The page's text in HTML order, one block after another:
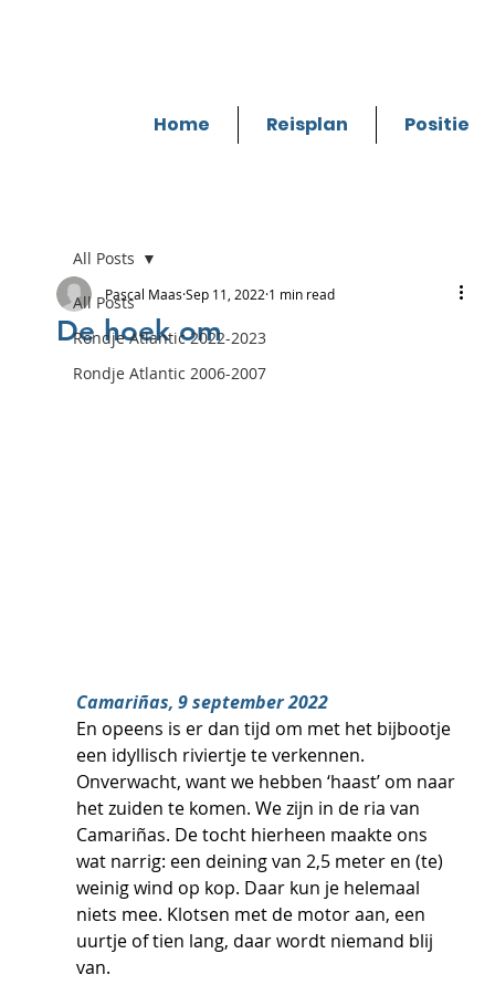
Home Reisplan Positie
All Posts
Rondje Atlantic 2022-2023
Rondje Atlantic 2006-2007
All Posts
De hoek om
Pascal Maas Sep 11, 2022 1 min read
Camariñas, 9 september 2022
En opeens is er dan tijd om met het bijbootje
een idyllisch riviertje te verkennen.
Onverwacht, want we hebben ‘haast’ om naar
het zuiden te komen. We zijn in de ria van
Camariñas. De tocht hierheen maakte ons
wat narrig: een deining van 2,5 meter en (te)
weinig wind op kop. Daar kun je helemaal
niets mee. Klotsen met de motor aan, een
uurtje of tien lang, daar wordt niemand blij
van.